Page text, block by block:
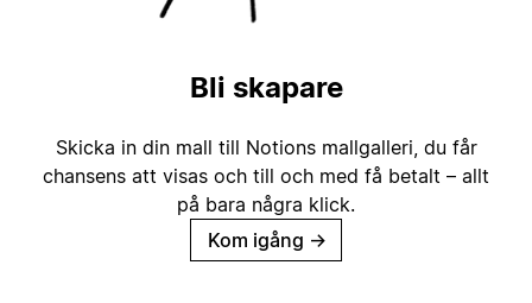
Bli skapare
Skicka in din mall till Notions mallgalleri, du får
chansens att visas och till och med få betalt – allt
på bara några klick.
Kom igång →